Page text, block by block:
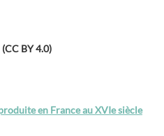
BY 4.0)
en France au XVIe siècle